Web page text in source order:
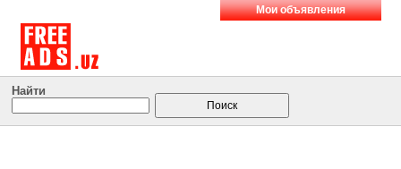
Мои объявления
Найти